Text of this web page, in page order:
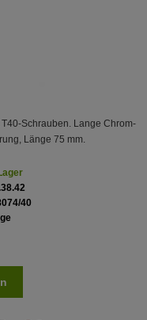
Schrauben. Lange Chrom-
Länge 75 mm.
40